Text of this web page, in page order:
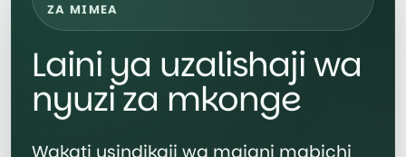
ZA MIMEA
Laini ya uzalishaji wa
nyuzi za mkonge
Wakati usindikaji wa majani mabichi